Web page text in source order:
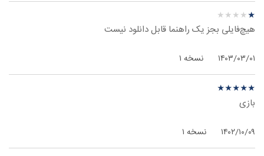
نظر درباره ‫بسته کمک‌رسان دیجیتال - ویندوز
★★★★★
★
★
★
★
★
هیچ‌فایلی بجز یک راهنما قابل دانلود نیست
۱۴۰۳/۰۳/۰۱ نسخه ۱
نظر درباره ‫بسته کمک‌رسان دیجیتال - ویندوز
★★★★★
★
★
★
★
★
بازی
۱۴۰۲/۱۰/۰۹ نسخه ۱